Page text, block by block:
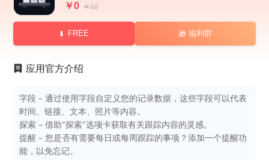
￥0 ￥22
FREE 🎁 福利群
应用官方介绍
字段 – 通过使用字段自定义您的记录数据，这些字段可以代表
时间、链接、文本、照片等内容。
探索 – 借助“探索”选项卡获取有关跟踪内容的灵感。
提醒 – 您是否有需要每日或每周跟踪的事项？添加一个提醒功
能，以免忘记。